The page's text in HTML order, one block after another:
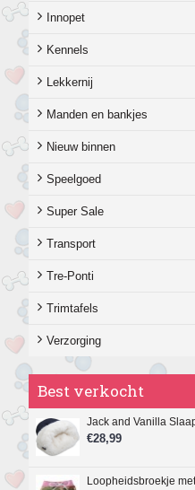
Innopet
Kennels
Lekkernij
Manden en bankjes
Nieuw binnen
Speelgoed
Super Sale
Transport
Tre-Ponti
Trimtafels
Verzorging
Best verkocht
€28,99